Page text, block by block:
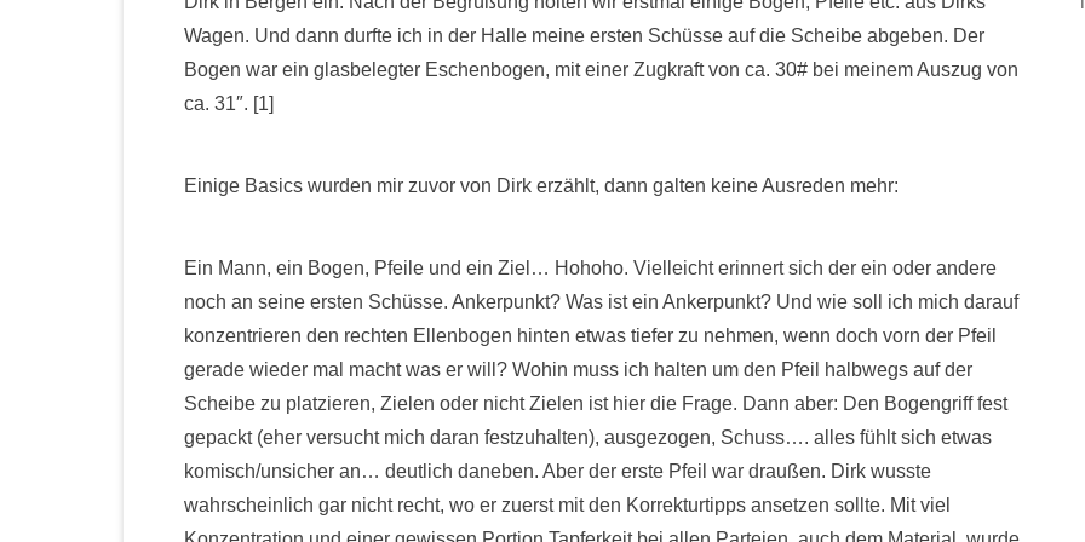
Wagen. Und dann durfte ich in der Halle meine ersten Schüsse auf die Scheibe abgeben. Der
Bogen war ein glasbelegter Eschenbogen, mit einer Zugkraft von ca. 30# bei meinem Auszug von
ca. 31″. [1]
Einige Basics wurden mir zuvor von Dirk erzählt, dann galten keine Ausreden mehr:
Ein Mann, ein Bogen, Pfeile und ein Ziel… Hohoho. Vielleicht erinnert sich der ein oder andere
noch an seine ersten Schüsse. Ankerpunkt? Was ist ein Ankerpunkt? Und wie soll ich mich darauf
konzentrieren den rechten Ellenbogen hinten etwas tiefer zu nehmen, wenn doch vorn der Pfeil
gerade wieder mal macht was er will? Wohin muss ich halten um den Pfeil halbwegs auf der
Scheibe zu platzieren, Zielen oder nicht Zielen ist hier die Frage. Dann aber: Den Bogengriff fest
gepackt (eher versucht mich daran festzuhalten), ausgezogen, Schuss…. alles fühlt sich etwas
komisch/unsicher an… deutlich daneben. Aber der erste Pfeil war draußen. Dirk wusste
wahrscheinlich gar nicht recht, wo er zuerst mit den Korrekturtipps ansetzen sollte. Mit viel